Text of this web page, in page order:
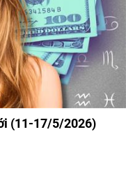
(11-17/5/2026)